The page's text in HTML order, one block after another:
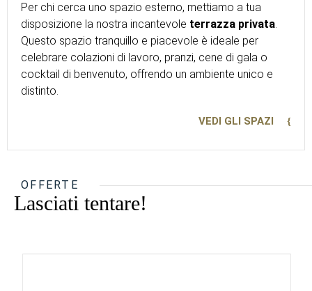
Per chi cerca uno spazio esterno, mettiamo a tua
disposizione la nostra incantevole terrazza privata.
Questo spazio tranquillo e piacevole è ideale per
celebrare colazioni di lavoro, pranzi, cene di gala o
cocktail di benvenuto, offrendo un ambiente unico e
distinto.
VEDI GLI SPAZI
OFFERTE
Lasciati tentare!